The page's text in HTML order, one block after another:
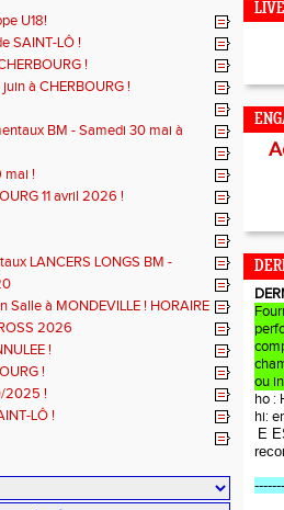
U18!
SAINT-LÔ !
!
à CHERBOURG !
BM - Samedi 30 mai à
mai !
11 avril 2026 !
LANCERS LONGS BM -
à MONDEVILLE ! HORAIRE
2026
!
!
2025 !
LÔ !
ou
ho :
hi:
E